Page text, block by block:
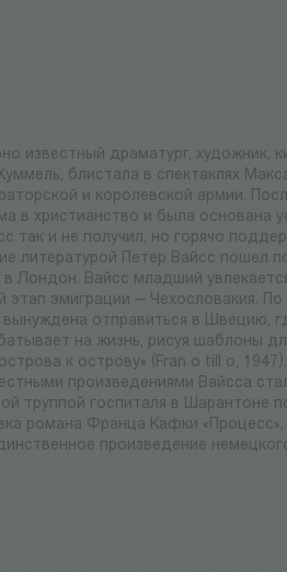
известный драматург, художник,
блистала в спектаклях
и королевской армии.
в христианство и была основана
так и не получил, но горячо
литературой Петер Вайсс пошел
в Лондон. Вайсс младший
эмиграции — Чехословакия. По
отправиться в Швецию,
на жизнь, рисуя шаблоны
к острову» (Fran o till o,
произведениями Вайсса
труппой госпиталя в Шарантоне
романа Франца Кафки
произведение